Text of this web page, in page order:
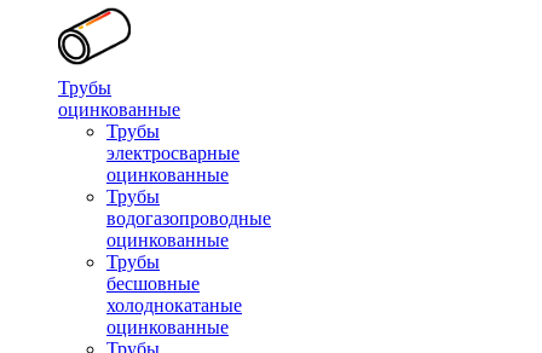
Трубы
оцинкованные
Трубы
электросварные
оцинкованные
Трубы
водогазопроводные
оцинкованные
Трубы
бесшовные
холоднокатаные
оцинкованные
Трубы